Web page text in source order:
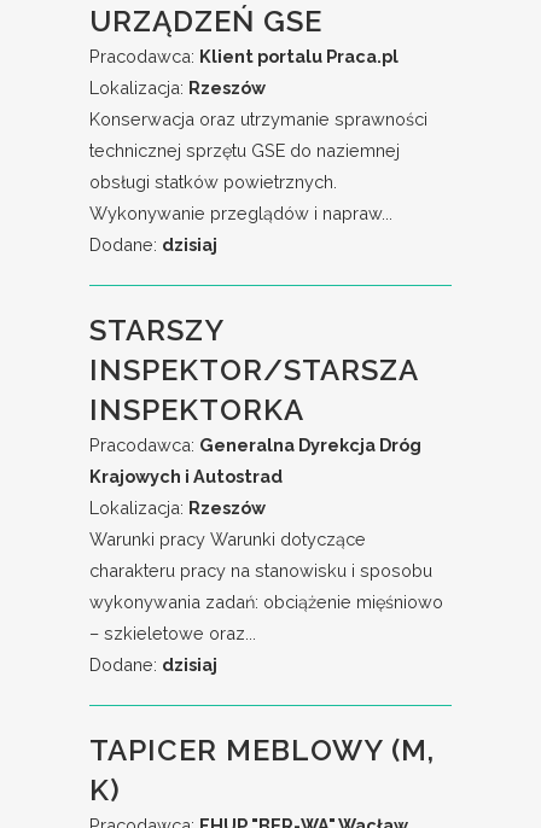
URZĄDZEŃ GSE
Pracodawca: Klient portalu Praca.pl
Lokalizacja: Rzeszów
Konserwacja oraz utrzymanie sprawności
technicznej sprzętu GSE do naziemnej
obsługi statków powietrznych.
Wykonywanie przeglądów i napraw...
Dodane: dzisiaj
STARSZY
INSPEKTOR/STARSZA
INSPEKTORKA
Pracodawca: Generalna Dyrekcja Dróg
Krajowych i Autostrad
Lokalizacja: Rzeszów
Warunki pracy Warunki dotyczące
charakteru pracy na stanowisku i sposobu
wykonywania zadań: obciążenie mięśniowo
– szkieletowe oraz...
Dodane: dzisiaj
TAPICER MEBLOWY (M,
K)